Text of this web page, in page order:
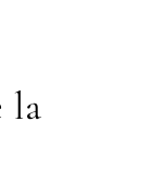
la